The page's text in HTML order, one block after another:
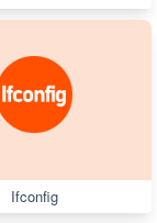
Ifconfig